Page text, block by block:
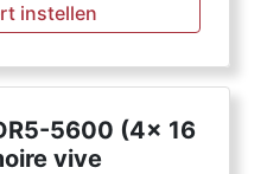
instellen
5600 (4x 16
vive